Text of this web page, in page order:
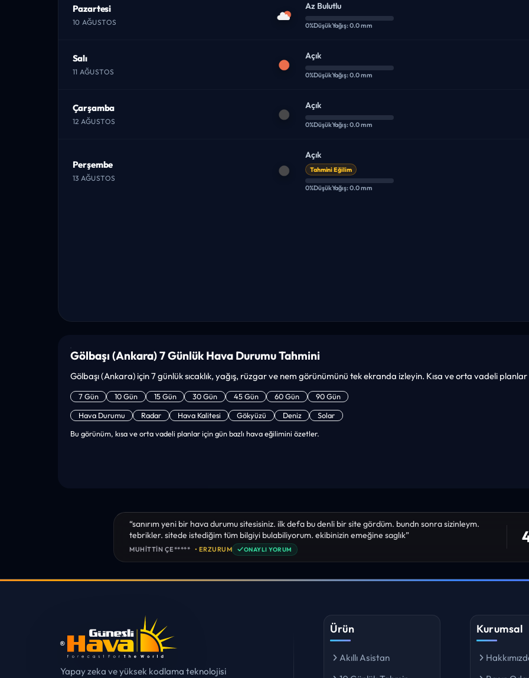
Pazartesi
10 AĞUSTOS
Az Bulutlu
0%DüşükYağış: 0.0 mm
Salı
11 AĞUSTOS
Açık
0%DüşükYağış: 0.0 mm
Çarşamba
12 AĞUSTOS
Açık
0%DüşükYağış: 0.0 mm
Perşembe
13 AĞUSTOS
Açık
Tahmini Eğilim
0%DüşükYağış: 0.0 mm
Gölbaşı (Ankara) 7 Günlük Hava Durumu Tahmini
Gölbaşı (Ankara) için 7 günlük sıcaklık, yağış, rüzgar ve nem görünümünü tek ekranda izleyin. Kısa ve orta vadeli planlar
7 Gün 10 Gün 15 Gün 30 Gün 45 Gün 60 Gün
90 Gün
Hava Durumu
Radar Hava Kalitesi Gökyüzü Deniz
Solar
Bu görünüm, kısa ve orta vadeli planlar için gün bazlı hava eğilimini özetler.
“sanırım yeni bir hava durumu sitesisiniz. ilk defa bu denli bir site gördüm. bundn sonra sizinleym.
tebrikler. sitede istediğim tüm bilgiyi bulabiliyorum. ekibinizin emeğine saglık”
MUHITTIN ÇE***** • ERZURUM ✓ONAYLI YORUM
Yapay zeka ve yüksek kodlama teknolojisi
Ürün
Akıllı Asistan
Kurumsal